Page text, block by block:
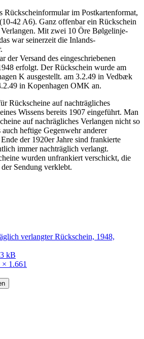
Rückscheinformular im Postkartenformat,
42 A6). Ganz offenbar ein Rückschein
Verlangen. Mit zwei 10 Öre Bølgelinje-
war seinerzeit die Inlands-
der Versand des eingeschriebenen
erfolgt. Der Rückschein wurde am
K ausgestellt. am 3.2.49 in Vedbæk
in Kopenhagen OMK an.
Rückscheine auf nachträgliches
Wissens bereits 1907 eingeführt. Man
auf nachrägliches Verlangen nicht so
heftige Gegenwehr anderer
der 1920er Jahre sind frankierte
immer nachträglich verlangt.
wurden unfrankiert verschickt, die
Sendung verklebt.
verlangter Rückschein, 1948,
kB
× 1.661